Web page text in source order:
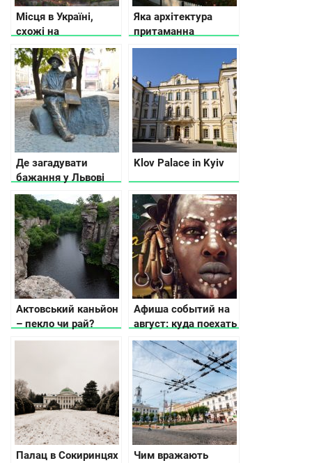
Місця в Україні,
схожі на
британський
Стоунхендж
Яка архітектура
притаманна
Північній Україні
Де загадувати
бажання у Львові
Klov Palace in Kyiv
Актовський каньйон
– пекло чи рай?
Афиша событий на
август: куда поехать
в последний месяц
лета в Украине
Палац в Сокиринцях
Чим вражають